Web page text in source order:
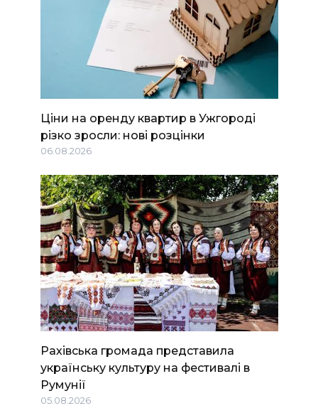
Ціни на оренду квартир в Ужгороді
різко зросли: нові розцінки
06.08.2026
Рахівська громада представила
українську культуру на фестивалі в
Румунії
05.08.2026